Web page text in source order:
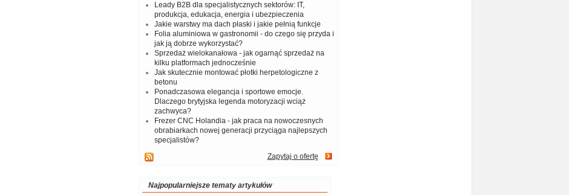
Leady B2B dla specjalistycznych sektorów: IT,
produkcja, edukacja, energia i ubezpieczenia
Jakie warstwy ma dach płaski i jakie pełnią funkcje
Folia aluminiowa w gastronomii - do czego się przyda i
jak ją dobrze wykorzystać?
Sprzedaż wielokanałowa - jak ogarnąć sprzedaż na
kilku platformach jednocześnie
Jak skutecznie montować płotki herpetologiczne z
betonu
Ponadczasowa elegancja i sportowe emocje.
Dlaczego brytyjska legenda motoryzacji wciąż
zachwyca?
Frezer CNC Holandia - jak praca na nowoczesnych
obrabiarkach nowej generacji przyciąga najlepszych
specjalistów?
Zapytaj o ofertę
Najpopularniejsze tematy artykułów